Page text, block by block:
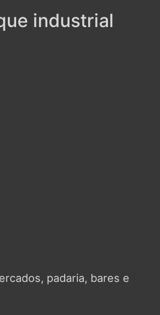
industrial
padaria, bares e